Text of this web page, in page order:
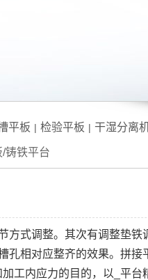
平板 | 检验平板 | 干湿分离
铸铁平台
式调整。其次有调整垫
孔相对应整齐的效果。拼
工内应力的目的，以_平